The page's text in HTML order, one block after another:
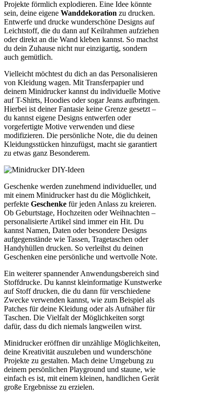
Projekte förmlich explodieren. Eine Idee könnte
sein, deine eigene Wanddekoration zu drucken.
Entwerfe und drucke wunderschöne Designs auf
Leichtstoff, die du dann auf Keilrahmen aufziehen
oder direkt an die Wand kleben kannst. So machst
du dein Zuhause nicht nur einzigartig, sondern
auch gemütlich.
Vielleicht möchtest du dich an das Personalisieren
von Kleidung wagen. Mit Transferpapier und
deinem Minidrucker kannst du individuelle Motive
auf T-Shirts, Hoodies oder sogar Jeans aufbringen.
Hierbei ist deiner Fantasie keine Grenze gesetzt –
du kannst eigene Designs entwerfen oder
vorgefertigte Motive verwenden und diese
modifizieren. Die persönliche Note, die du deinen
Kleidungsstücken hinzufügst, macht sie garantiert
zu etwas ganz Besonderem.
Geschenke werden zunehmend individueller, und
mit einem Minidrucker hast du die Möglichkeit,
perfekte Geschenke für jeden Anlass zu kreieren.
Ob Geburtstage, Hochzeiten oder Weihnachten –
personalisierte Artikel sind immer ein Hit. Du
kannst Namen, Daten oder besondere Designs
aufgegenstände wie Tassen, Tragetaschen oder
Handyhüllen drucken. So verleihst du deinen
Geschenken eine persönliche und wertvolle Note.
Ein weiterer spannender Anwendungsbereich sind
Stoffdrucke. Du kannst kleinformatige Kunstwerke
auf Stoff drucken, die du dann für verschiedene
Zwecke verwenden kannst, wie zum Beispiel als
Patches für deine Kleidung oder als Aufnäher für
Taschen. Die Vielfalt der Möglichkeiten sorgt
dafür, dass du dich niemals langweilen wirst.
Minidrucker eröffnen dir unzählige Möglichkeiten,
deine Kreativität auszuleben und wunderschöne
Projekte zu gestalten. Mach deine Umgebung zu
deinem persönlichen Playground und staune, wie
einfach es ist, mit einem kleinen, handlichen Gerät
große Ergebnisse zu erzielen.